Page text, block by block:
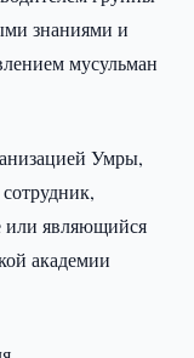
знаниями и
мусульман
Умры,
или являющийся
академии